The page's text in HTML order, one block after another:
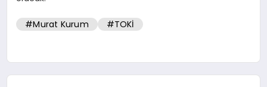
#Murat Kurum #TOKİ